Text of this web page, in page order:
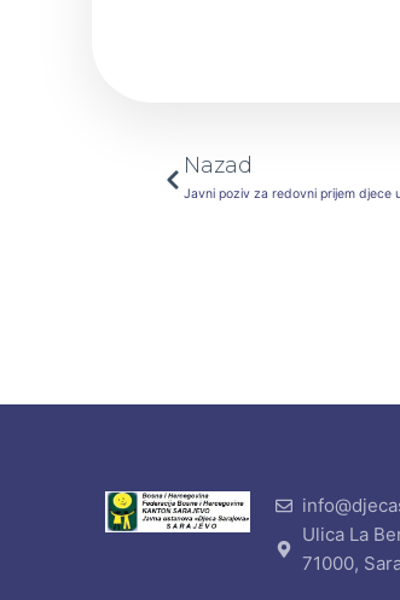
Prev
Nazad
Javni poziv za redovni prijem djece
Ulica La
71000,